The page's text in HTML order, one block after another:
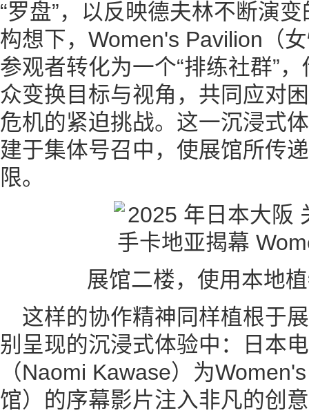
“罗盘”，以反映德夫林不断演
构想下，Women's Pavilion（
参观者转化为一个“排练社群”
众变换目标与视角，共同应对
危机的紧迫挑战。这一沉浸式
建于集体号召中，使展馆所传
限。
展馆二楼，使用本地
这样的协作精神同样植根于
别呈现的沉浸式体验中：日本
（Naomi Kawase）为
馆）的序幕影片注入非凡的创